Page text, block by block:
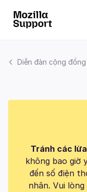
Diễn đàn cộng đồng
Tránh các
không bao giờ
đến số điện
nhân. Vui